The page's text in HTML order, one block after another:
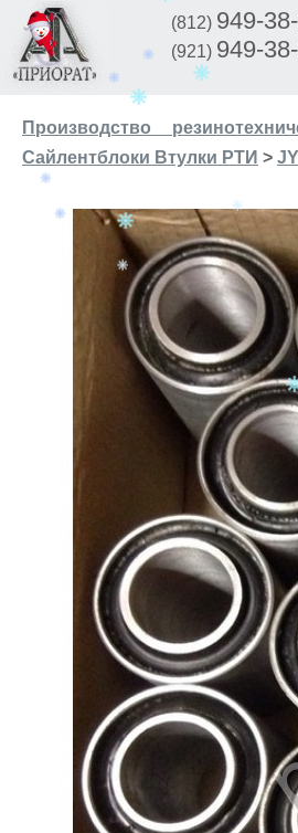
(812) 949-
(921) 949-
Производство
Сайлентблоки Втулки РТИ >